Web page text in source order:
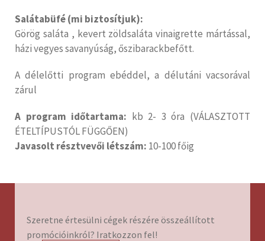
Salátabüfé (mi biztosítjuk):
Görög saláta , kevert zöldsaláta vinaigrette mártással,
házi vegyes savanyúság, őszibarackbefőtt.
A délelőtti program ebéddel, a délutáni vacsorával
zárul
A program időtartama: kb 2- 3 óra (VÁLASZTOTT
ÉTELTÍPUSTÓL FÜGGŐEN)
Javasolt résztvevői létszám: 10-100 főig
Szeretne értesülni cégek részére összeállított
promócióinkról? Iratkozzon fel!